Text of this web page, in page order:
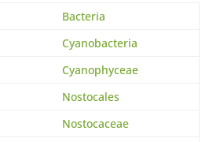
Bacteria
Cyanobacteria
Cyanophyceae
Nostocales
Nostocaceae